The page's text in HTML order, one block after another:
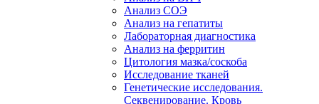
Анализ СОЭ
Анализ на гепатиты
Лабораторная диагностика
Анализ на ферритин
Цитология мазка/соскоба
Исследование тканей
Генетические исследования.
Секвенирование. Кровь